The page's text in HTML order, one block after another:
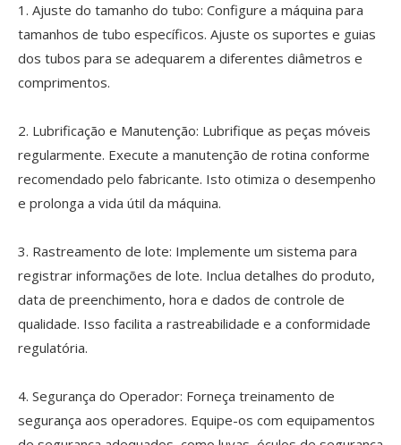
1. Ajuste do tamanho do tubo: Configure a máquina para
tamanhos de tubo específicos. Ajuste os suportes e guias
dos tubos para se adequarem a diferentes diâmetros e
comprimentos.
2. Lubrificação e Manutenção: Lubrifique as peças móveis
regularmente. Execute a manutenção de rotina conforme
recomendado pelo fabricante. Isto otimiza o desempenho
e prolonga a vida útil da máquina.
3. Rastreamento de lote: Implemente um sistema para
registrar informações de lote. Inclua detalhes do produto,
data de preenchimento, hora e dados de controle de
qualidade. Isso facilita a rastreabilidade e a conformidade
regulatória.
4. Segurança do Operador: Forneça treinamento de
segurança aos operadores. Equipe-os com equipamentos